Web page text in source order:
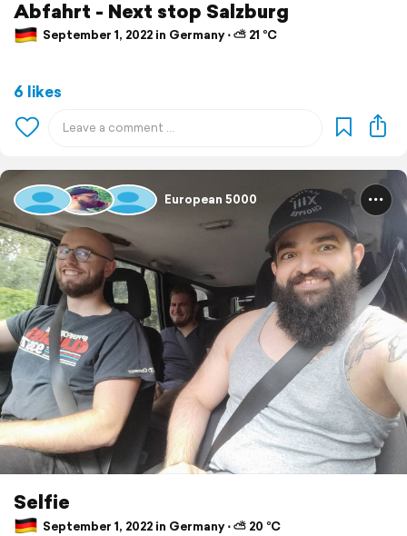
Abfahrt - Next stop Salzburg
September 1, 2022 in Germany ⋅ ⛅ 21 °C
6 likes
European 5000
Selfie
September 1, 2022 in Germany ⋅ ⛅ 20 °C